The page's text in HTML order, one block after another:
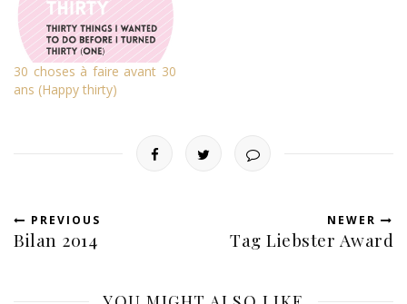
30 choses à faire avant 30
ans (Happy thirty)
PREVIOUS
Bilan 2014
NEWER
Tag Liebster Award